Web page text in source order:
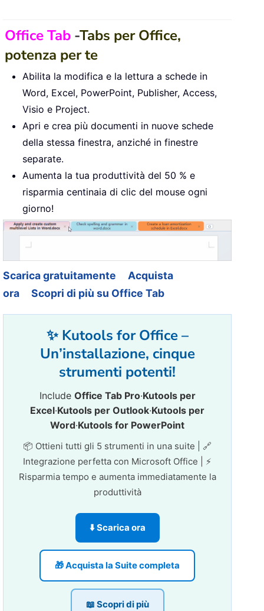
Office Tab -Tabs per Office,
potenza per te
Abilita la modifica e la lettura a schede in
Word, Excel, PowerPoint, Publisher, Access,
Visio e Project.
Apri e crea più documenti in nuove schede
della stessa finestra, anziché in finestre
separate.
Aumenta la tua produttività del 50 % e
risparmia centinaia di clic del mouse ogni
giorno!
Scarica gratuitamente
Acquista
ora
Scopri di più su Office Tab
✨ Kutools for Office –
Un’installazione, cinque
strumenti potenti!
Include Office Tab Pro·Kutools per
Excel·Kutools per Outlook·Kutools per
Word·Kutools for PowerPoint
📦 Ottieni tutti gli 5 strumenti in una suite | 🔗
Integrazione perfetta con Microsoft Office | ⚡
Risparmia tempo e aumenta immediatamente la
produttività
⬇️ Scarica ora
🎁 Acquista la Suite completa
📖 Scopri di più